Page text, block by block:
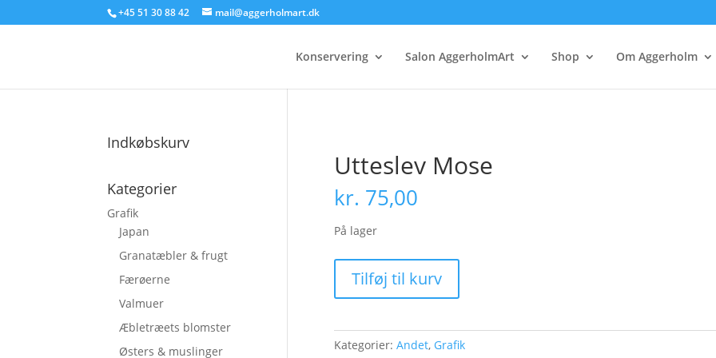
+45 51 30 88 42 mail@aggerholmart.dk
Konservering Salon AggerholmArt Shop Om Aggerholm
Utteslev Mose
kr. 75,00
På lager
Mose
antal
Tilføj til kurv
Kategorier: Andet, Grafik
Indkøbskurv
Kategorier
Grafik
Japan
Granatæbler & frugt
Færøerne
Valmuer
Æbletræets blomster
Østers & muslinger